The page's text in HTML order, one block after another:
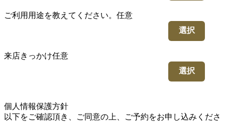
ご利用用途を教えてください。 任意
選択
来店きっかけ任意
選択
個人情報保護方針
以下をご確認頂き、ご同意の上、ご予約をお申し込みくださ